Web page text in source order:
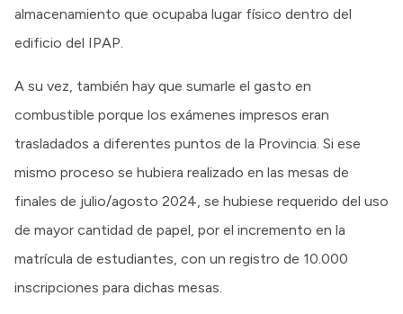
almacenamiento que ocupaba lugar físico dentro del
edificio del IPAP.
A su vez, también hay que sumarle el gasto en
combustible porque los exámenes impresos eran
trasladados a diferentes puntos de la Provincia. Si ese
mismo proceso se hubiera realizado en las mesas de
finales de julio/agosto 2024, se hubiese requerido del uso
de mayor cantidad de papel, por el incremento en la
matrícula de estudiantes, con un registro de 10.000
inscripciones para dichas mesas.